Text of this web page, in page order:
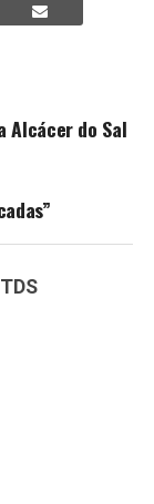
Alcácer do Sal